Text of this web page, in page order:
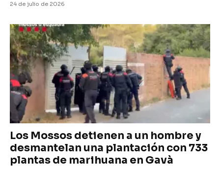
24 de julio de 2026
Los Mossos detienen a un hombre y
desmantelan una plantación con 733
plantas de marihuana en Gavà